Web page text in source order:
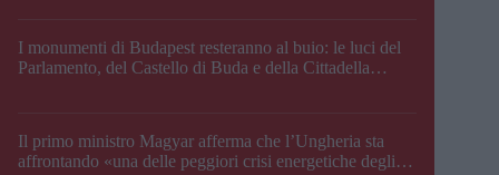
I monumenti di Budapest resteranno al buio: le luci del
Parlamento, del Castello di Buda e della Cittadella
Il primo ministro Magyar afferma che l’Ungheria sta
affrontando «una delle peggiori crisi energetiche degli